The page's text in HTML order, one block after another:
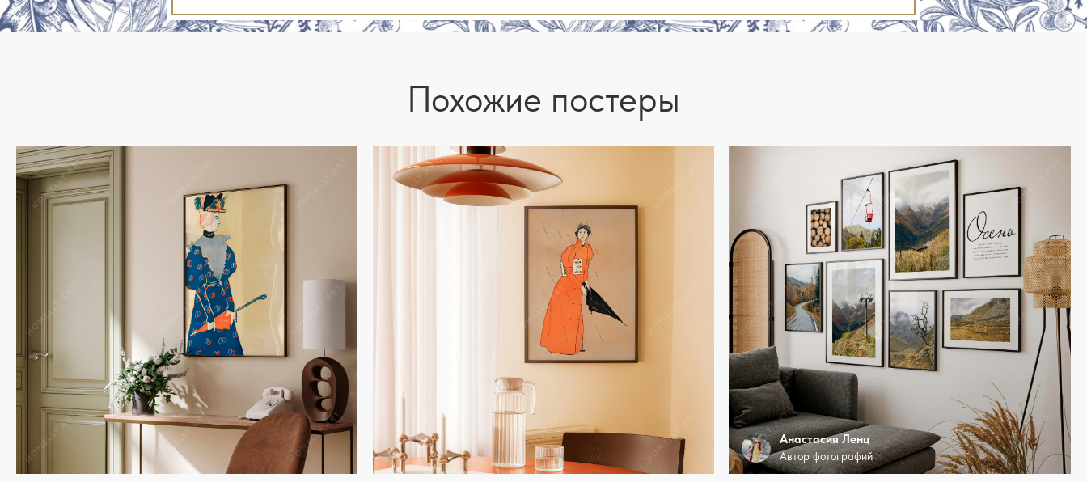
Похожие постеры
Анастасия Ленц
Автор фотографий